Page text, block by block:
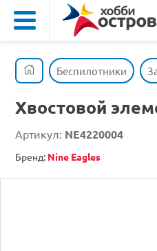
Беспилотники
Хвостовой
Артикул: NE4220004
Бренд: Nine Eagles